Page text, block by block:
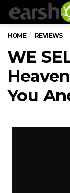
HOME REVIEWS
WE
You